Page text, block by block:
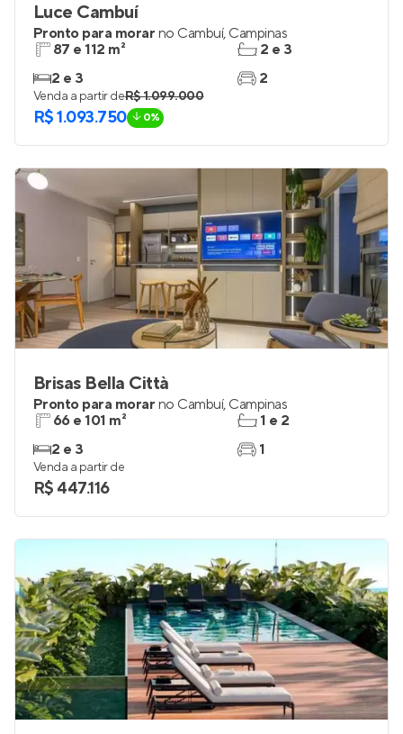
Luce Cambuí
Pronto para morar no Cambuí, Campinas
87 e 112 m²
2 e 3
2 e 3
2
Venda a partir deR$ 1.099.000
R$ 1.093.750 0%
Brisas Bella Città
Pronto para morar no Cambuí, Campinas
66 e 101 m²
2 e 3
1 e 2
1
Venda a partir de
R$ 447.116